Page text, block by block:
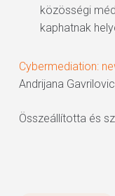
közösségi
kaphatnak
Cybermediation:
Andrijana
Összeállította és